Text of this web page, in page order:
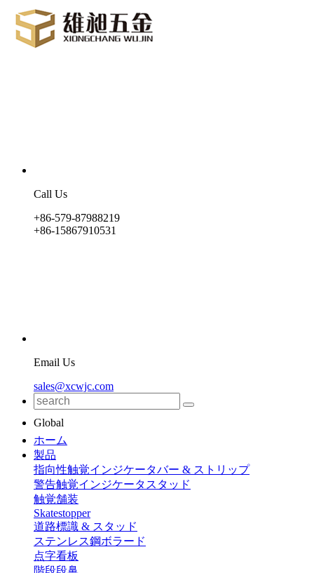
Call Us
+86-579-87988219
+86-15867910531
Email Us
sales@xcwjc.com
Global
ホーム
製品
指向性触覚インジケータバー & ストリップ
警告触覚インジケータスタッド
触覚舗装
Skatestopper
道路標識 & スタッド
ステンレス鋼ボラード
点字看板
階段段鼻